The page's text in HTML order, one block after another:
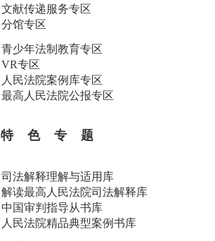
文献传递服务专区
分馆专区
青少年法制教育专区
VR专区
人民法院案例库专区
最高人民法院公报专区
特 色 专 题
司法解释理解与适用库
解读最高人民法院司法解释库
中国审判指导从书库
人民法院精品典型案例书库